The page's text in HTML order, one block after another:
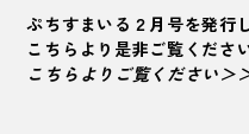
ぷちすまいる２月号を発行
こちらより是非ご覧くださ
こちらよりご覧ください＞